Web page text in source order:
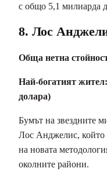
с общо 5,1 милиарда
8. Лос
Обща нетна
Най-богатият жител:
долара)
Бумът на звездните
Лос Анджелис, който
на новата
околните райони.